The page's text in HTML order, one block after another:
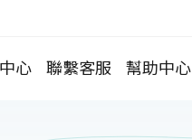
心 聯繫客服 幫助中心